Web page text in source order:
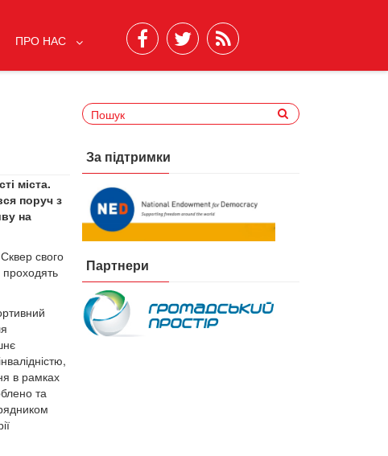
ПРО НАС
міста.
поруч з
на
свого
проходять
в рамках
та
За підтримки
Партнери